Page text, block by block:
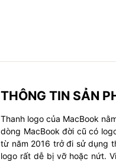
THÔNG TIN SẢN
Thanh logo của MacBook
dòng MacBook đời cũ có
từ năm 2016 trở đi sử dụng
logo rất dễ bị vỡ hoặc nứt.